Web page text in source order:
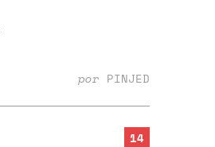
por PINJED
14